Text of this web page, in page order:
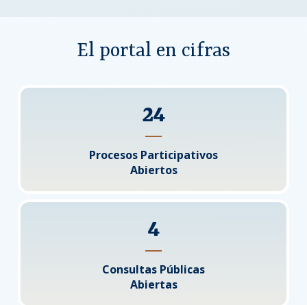
El portal en cifras
Procesos Participativos
Abiertos
24
Consultas Públicas
Abiertas
4